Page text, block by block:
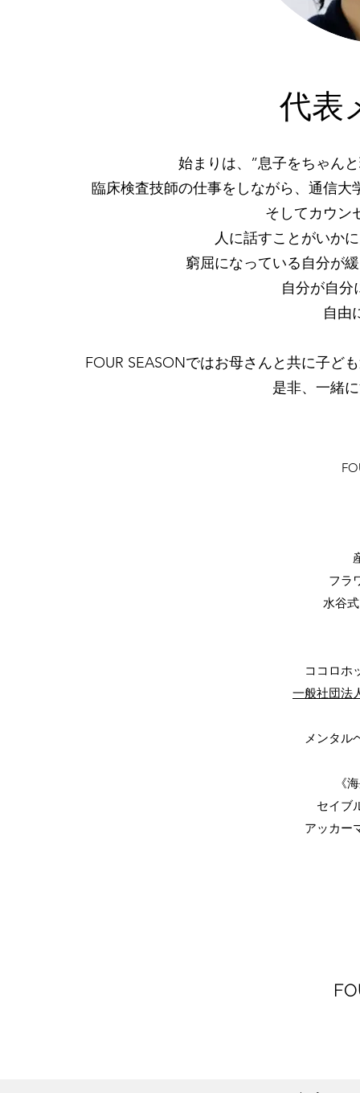
代表
始まりは、”息子をちゃん
臨床検査技師の仕事をしながら、通信
そしてカウン
人に話すことがいか
窮屈になっている自分が
自分が自分
自由
FOUR SEASONではお母さんと共に子ど
是非、一緒
フラ
水谷式
ココロホ
一般社団法
メンタル
《
セイブ
アッカー